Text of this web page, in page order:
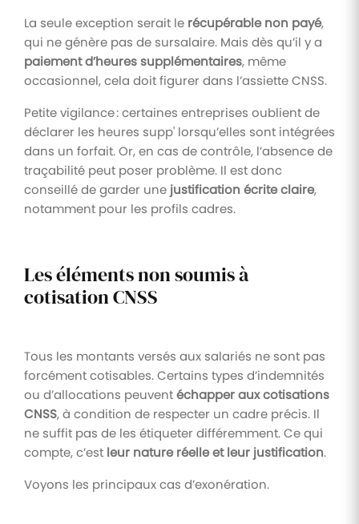
La seule exception serait le récupérable non payé,
qui ne génère pas de sursalaire. Mais dès qu’il y a
paiement d’heures supplémentaires, même
occasionnel, cela doit figurer dans l’assiette CNSS.
Petite vigilance : certaines entreprises oublient de
déclarer les heures supp' lorsqu’elles sont intégrées
dans un forfait. Or, en cas de contrôle, l’absence de
traçabilité peut poser problème. Il est donc
conseillé de garder une justification écrite claire,
notamment pour les profils cadres.
Les éléments non soumis à
cotisation CNSS
Tous les montants versés aux salariés ne sont pas
forcément cotisables. Certains types d’indemnités
ou d’allocations peuventéchapper aux cotisations
CNSS, à condition de respecter un cadre précis. Il
ne suffit pas de les étiqueter différemment. Ce qui
compte, c’est leur nature réelle et leur justification.
Voyons les principaux cas d’exonération.